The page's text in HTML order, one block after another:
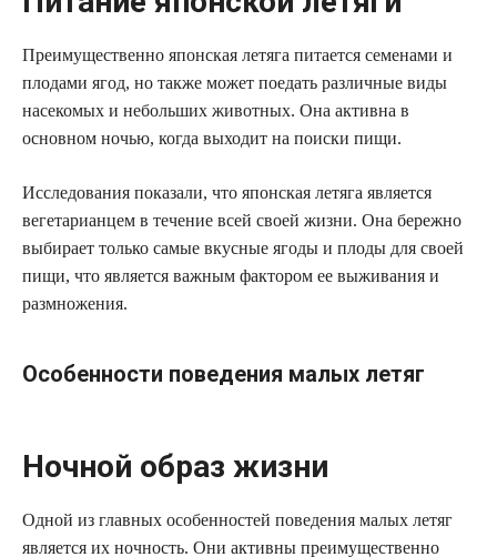
Преимущественно японская летяга питается семенами и
плодами ягод, но также может поедать различные виды
насекомых и небольших животных. Она активна в
основном ночью, когда выходит на поиски пищи.
Исследования показали, что японская летяга является
вегетарианцем в течение всей своей жизни. Она бережно
выбирает только самые вкусные ягоды и плоды для своей
пищи, что является важным фактором ее выживания и
размножения.
Особенности поведения малых летяг
Ночной образ жизни
Одной из главных особенностей поведения малых летяг
является их ночность. Они активны преимущественно